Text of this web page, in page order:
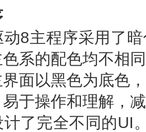
主程序采用了暗
系的配色均不相同
以黑色为底色，
于操作和理解，
完全不同的UI